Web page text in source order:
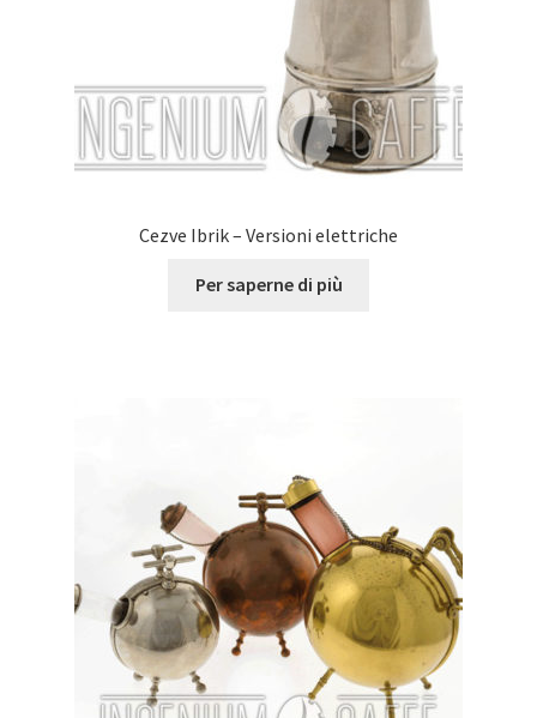
Cezve Ibrik – Versioni elettriche
Per saperne di più